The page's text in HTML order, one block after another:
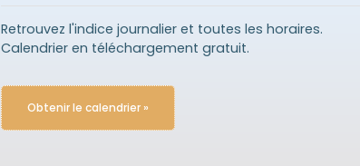
Retrouvez l'indice journalier et toutes les horaires.
Calendrier en téléchargement gratuit.
Obtenir le calendrier »